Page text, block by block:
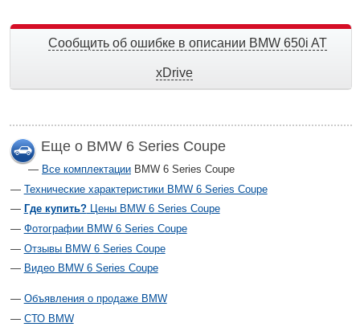
Сообщить об ошибке в описании BMW 650i AT
xDrive
Еще о BMW 6 Series Coupe
Все комплектации BMW 6 Series Coupe
Технические характеристики BMW 6 Series Coupe
Где купить?Цены BMW 6 Series Coupe
Фотографии BMW 6 Series Coupe
Отзывы BMW 6 Series Coupe
Видео BMW 6 Series Coupe
Объявления о продаже BMW
СТО BMW